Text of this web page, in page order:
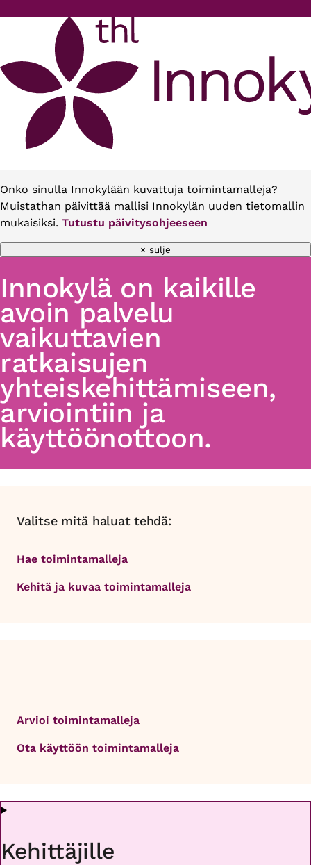
Onko sinulla Innokylään kuvattuja toimintamalleja?
Muistathan päivittää mallisi Innokylän uuden tietomallin
mukaisiksi. Tutustu päivitysohjeeseen
× sulje
Innokylä on kaikille
avoin palvelu
vaikuttavien
ratkaisujen
yhteiskehittämiseen,
arviointiin ja
käyttöönottoon.
Valitse mitä haluat tehdä:
Hae toimintamalleja
Kehitä ja kuvaa toimintamalleja
Arvioi toimintamalleja
Ota käyttöön toimintamalleja
Kehittäjille